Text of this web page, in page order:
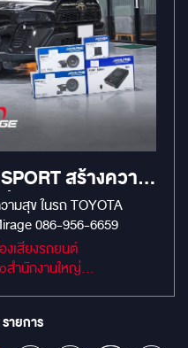
สร้างความ
เสียง ALPINE
ามสุข ในรถ TOYOTA
086-956-6659
รายการ